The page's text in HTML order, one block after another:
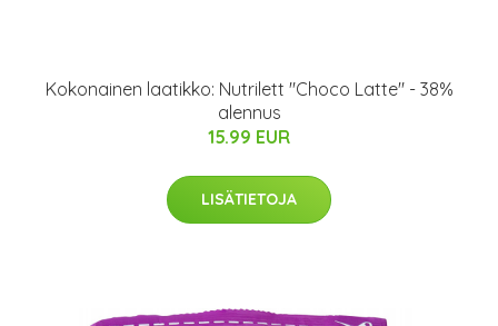
Kokonainen laatikko: Nutrilett "Choco Latte" - 38%
alennus
15.99 EUR
LISÄTIETOJA